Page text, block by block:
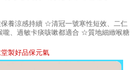
養涼感持續 ☆清冠一號寒性短效、二仁
、過敏卡痰咳嗽都適合 ☆質地細緻喉糖
製好品保元氣